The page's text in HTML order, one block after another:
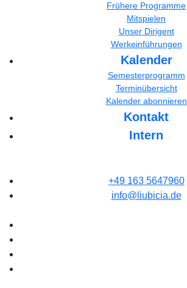
Frühere Programme
Mitspielen
Unser Dirigent
Werkeinführungen
Kalender
Semesterprogramm
Terminübersicht
Kalender abonnieren
Kontakt
Intern
+49 163 5647960
info@liubicia.de